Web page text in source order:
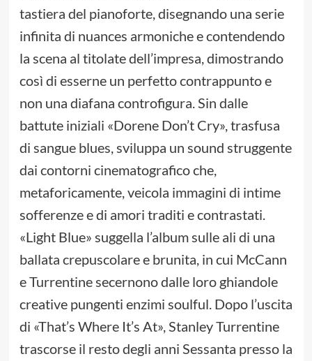
tastiera del pianoforte, disegnando una serie
infinita di nuances armoniche e contendendo
la scena al titolate dell’impresa, dimostrando
così di esserne un perfetto contrappunto e
non una diafana controfigura. Sin dalle
battute iniziali «Dorene Don’t Cry», trasfusa
di sangue blues, sviluppa un sound struggente
dai contorni cinematografico che,
metaforicamente, veicola immagini di intime
sofferenze e di amori traditi e contrastati.
«Light Blue» suggella l’album sulle ali di una
ballata crepuscolare e brunita, in cui McCann
e Turrentine secernono dalle loro ghiandole
creative pungenti enzimi soulful. Dopo l’uscita
di «That’s Where It’s At», Stanley Turrentine
trascorse il resto degli anni Sessanta presso la